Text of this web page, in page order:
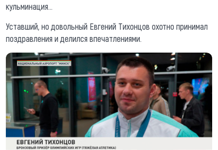
кульминация…
Уставший, но довольный Евгений Тихонцов охотно принимал
поздравления и делился впечатлениями.